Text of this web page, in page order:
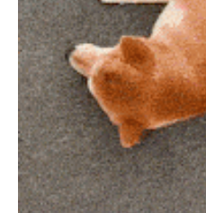
PECOアプリをダ
アプリ